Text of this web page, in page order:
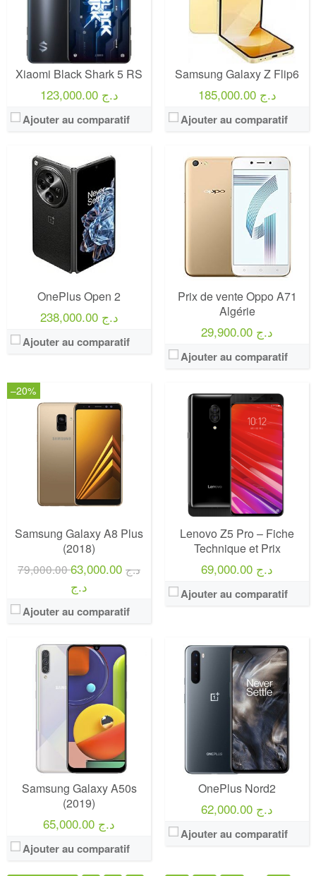
Xiaomi Black Shark 5 RS
123,000.00 د.ج
Ajouter au comparatif
Samsung Galaxy Z Flip6
185,000.00 د.ج
Ajouter au comparatif
OnePlus Open 2
238,000.00 د.ج
Ajouter au comparatif
Prix de vente Oppo A71
Algérie
29,900.00 د.ج
Ajouter au comparatif
–20%
Samsung Galaxy A8 Plus
(2018)
79,000.00 د.ج 63,000.00
د.ج
Ajouter au comparatif
Lenovo Z5 Pro – Fiche
Technique et Prix
69,000.00 د.ج
Ajouter au comparatif
Samsung Galaxy A50s
(2019)
65,000.00 د.ج
Ajouter au comparatif
OnePlus Nord2
62,000.00 د.ج
Ajouter au comparatif